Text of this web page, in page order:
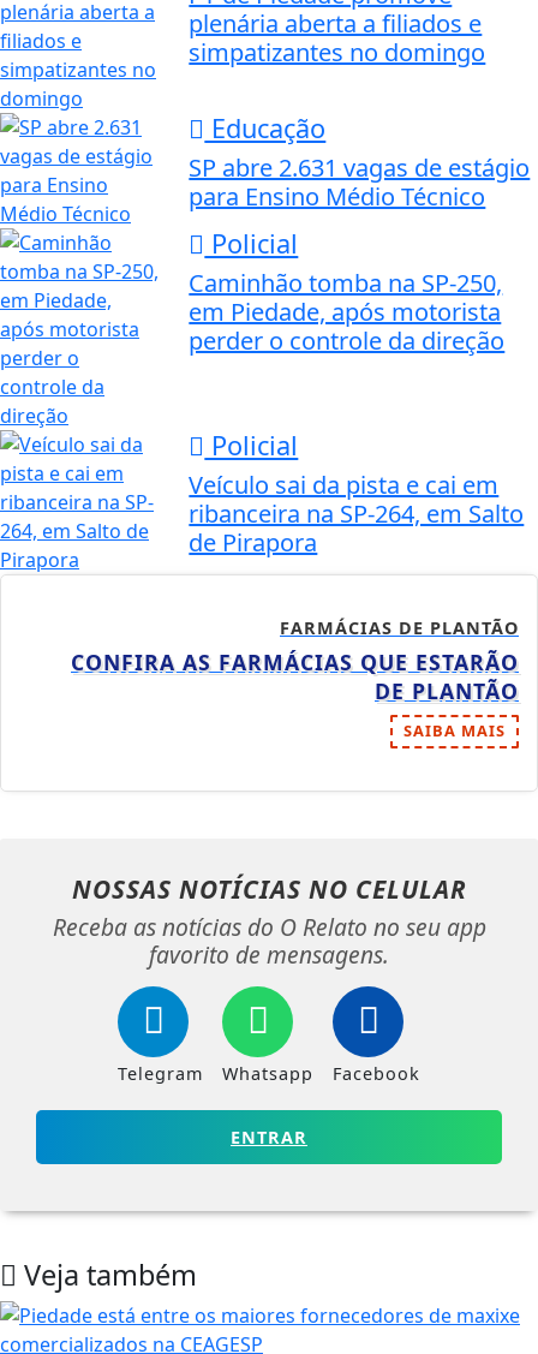
plenária aberta a filiados e
simpatizantes no domingo
Educação
SP abre 2.631 vagas de estágio
para Ensino Médio Técnico
Policial
Caminhão tomba na SP-250,
em Piedade, após motorista
perder o controle da direção
Policial
Veículo sai da pista e cai em
ribanceira na SP-264, em Salto
de Pirapora
FARMÁCIAS DE PLANTÃO
CONFIRA AS FARMÁCIAS QUE ESTARÃO
DE PLANTÃO
SAIBA MAIS
NOSSAS NOTÍCIAS NO CELULAR
Receba as notícias do O Relato no seu app
favorito de mensagens.
Telegram Whatsapp Facebook
ENTRAR
Veja também